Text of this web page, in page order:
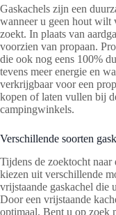
Gaskachels zijn een
wanneer u geen hout wilt
zoekt. In plaats van
voorzien van propaan.
die ook nog eens 100%
tevens meer energie en
verkrijgbaar voor een
kopen of laten vullen bij
campingwinkels.
Verschillende soorten
Tijdens de zoektocht
kiezen uit verschillende
vrijstaande gaskachel die
Door een vrijstaande
optimaal. Bent u op zoek